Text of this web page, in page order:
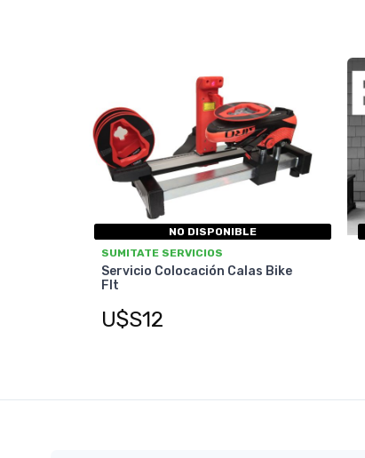
NO DISPONIBLE
SUMITATE SERVICIOS
Servicio Colocación Calas Bike
FIt
U$S12